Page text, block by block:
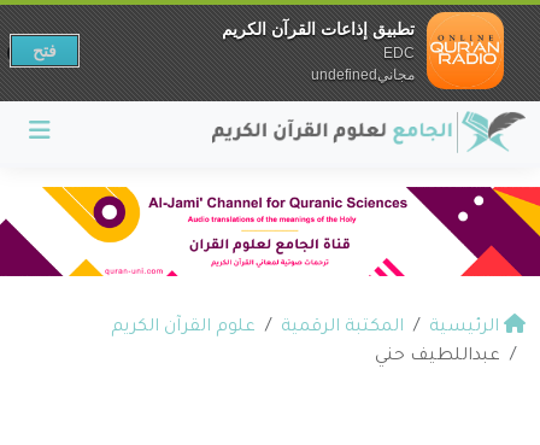
الرئيسية المكتبة الرقمية
علوم القرآن الكريم
عبداللطيف حني
تطبيق إذاعات القرآن الكريم
EDC
مجانيundefined
فتح